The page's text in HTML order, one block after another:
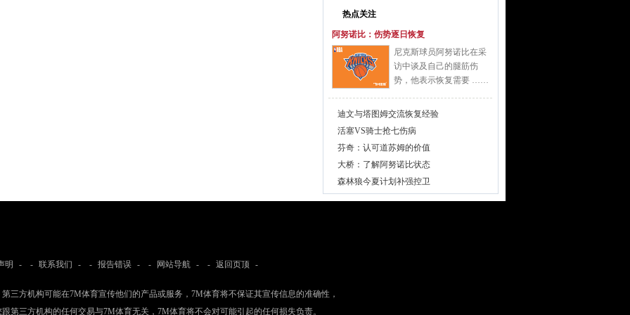
热点关注
阿努诺比：伤势逐日恢复
尼克斯球员阿努诺比在采
访中谈及自己的腿筋伤
势，他表示恢复需要 ……
迪文与塔图姆交流恢复经验
活塞VS骑士抢七伤病
芬奇：认可道苏姆的价值
大桥：了解阿努诺比状态
森林狼今夏计划补强控卫
明 - - 联系我们 - - 报告错误 - - 网站导航 - - 返回页顶 -
第三方机构可能在7M体育宣传他们的产品或服务，7M体育将不保证其宣传信息的准确性，
跟第三方机构的任何交易与7M体育无关，7M体育将不会对可能引起的任何损失负责。